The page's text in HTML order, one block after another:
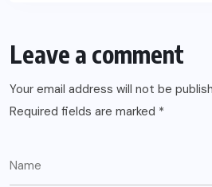
Leave a comment
Your email address will not be
Required fields are marked *